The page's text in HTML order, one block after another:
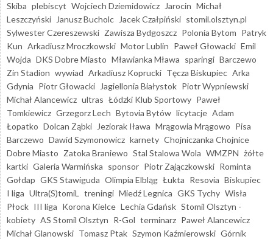
Skiba plebiscyt Wojciech Dziemidowicz Jarocin Michał
Leszczyński
Janusz Bucholc Jacek Czałpiński stomil.olsztyn.pl
Sylwester Czereszewski Zawisza Bydgoszcz Polonia Bytom Patryk
Kun Arkadiusz Mroczkowski Motor Lublin Paweł Głowacki Emil
Wojda DKS Dobre Miasto Mławianka Mława sparingi Barczewo
Zin Stadion wywiad Arkadiusz Koprucki Tęcza Biskupiec Arka
Gdynia Piotr Głowacki Jagiellonia Białystok Piotr Wypniewski
Michał Alancewicz ultras Łódzki Klub Sportowy Paweł
Tomkiewicz Grzegorz Lech Bytovia Bytów licytacje Adam
Łopatko Dolcan Ząbki Jeziorak Iława Mrągowia Mrągowo Pisa
Barczewo Dawid Szymonowicz karnety Chojniczanka Chojnice
Dobre Miasto Zatoka Braniewo Stal Stalowa Wola WMZPN żółte
kartki Galeria Warmińska sponsor Piotr Zajączkowski Rominta
Gołdap GKS Stawiguda Olimpia Elbląg Łukta Resovia Biskupiec
I liga Ultra(S)tomiL treningi Miedź Legnica GKS Tychy Wisła
Płock III liga Korona Kielce Lechia Gdańsk Stomil Olsztyn -
kobiety AS Stomil Olsztyn R-Gol terminarz Paweł Alancewicz
Michał Glanowski Tomasz Ptak Szymon Kaźmierowski Górnik